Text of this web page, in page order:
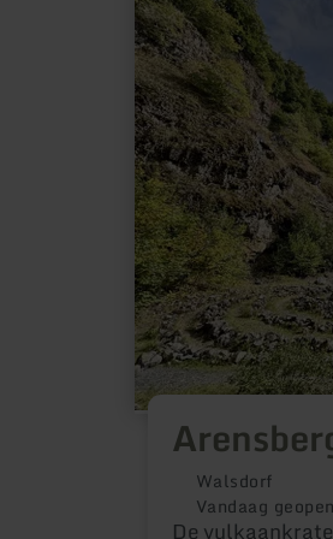
Walsdorf
Vandaag
De
informatie
over:
Arensberg
(Arnulphusberg)